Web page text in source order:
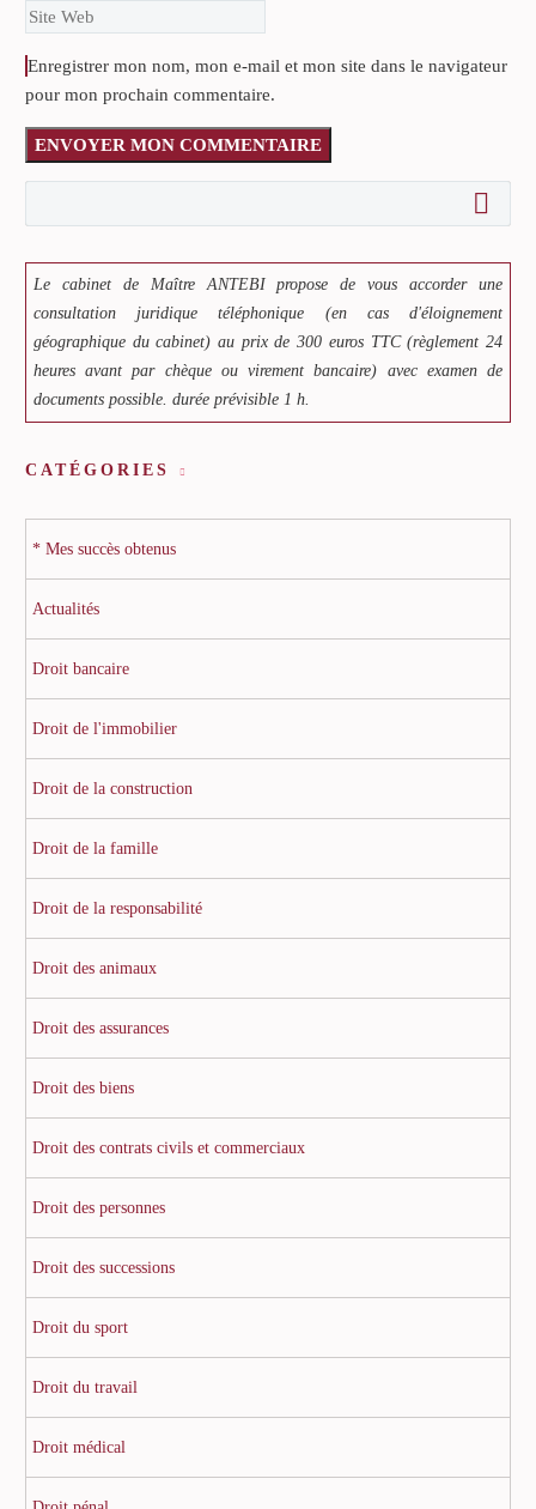
Enregistrer mon nom, mon e-mail et mon site dans le navigateur
pour mon prochain commentaire.
ENVOYER MON COMMENTAIRE
Le cabinet de Maître ANTEBI propose de vous accorder une
consultation juridique téléphonique (en cas d'éloignement
géographique du cabinet) au prix de 300 euros TTC (règlement 24
heures avant par chèque ou virement bancaire) avec examen de
documents possible. durée prévisible 1 h.
CATÉGORIES
* Mes succès obtenus
Actualités
Droit bancaire
Droit de l'immobilier
Droit de la construction
Droit de la famille
Droit de la responsabilité
Droit des animaux
Droit des assurances
Droit des biens
Droit des contrats civils et commerciaux
Droit des personnes
Droit des successions
Droit du sport
Droit du travail
Droit médical